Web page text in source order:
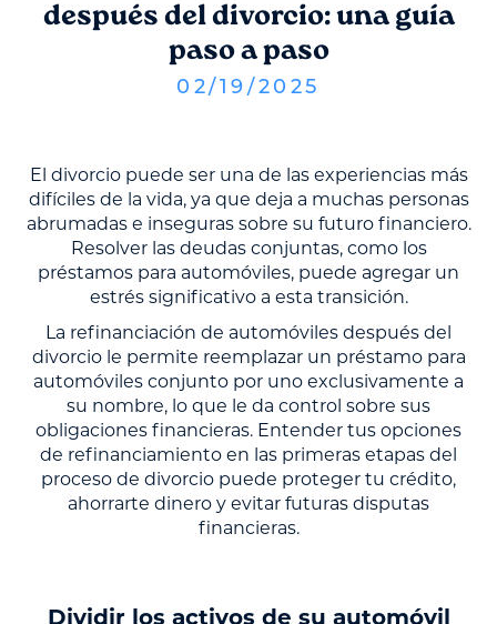
después del divorcio: una guía
paso a paso
02/ 19 / 2025
El divorcio puede ser una de las experiencias más
difíciles de la vida, ya que deja a muchas personas
abrumadas e inseguras sobre su futuro financiero.
Resolver las deudas conjuntas, como los
préstamos para automóviles, puede agregar un
estrés significativo a esta transición.
La refinanciación de automóviles después del
divorcio le permite reemplazar un préstamo para
automóviles conjunto por uno exclusivamente a
su nombre, lo que le da control sobre sus
obligaciones financieras. Entender tus opciones
de refinanciamiento en las primeras etapas del
proceso de divorcio puede proteger tu crédito,
ahorrarte dinero y evitar futuras disputas
financieras.
Dividir los activos de su automóvil